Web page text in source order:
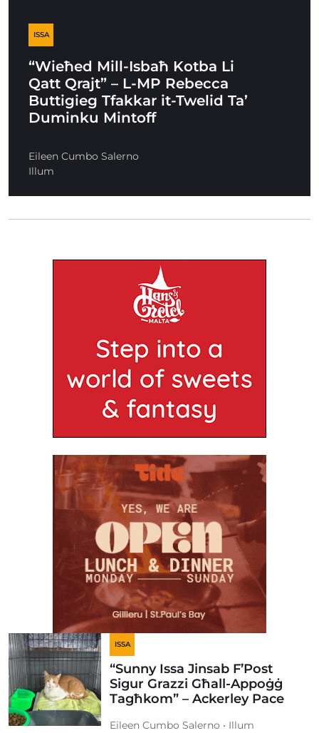
ISSA
“Wieħed Mill-Isbaħ Kotba Li
Qatt Qrajt” – L-MP Rebecca
Buttigieg Tfakkar it-Twelid Ta’
Duminku Mintoff
Eileen Cumbo Salerno
Illum
ISSA
“Sunny Issa Jinsab F’Post
Sigur Grazzi Għall-Appoġġ
Tagħkom” – Ackerley Pace
Eileen Cumbo Salerno • Illum